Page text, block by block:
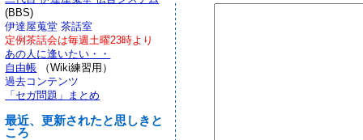
(BBS)
伊達屋蒐堂 茶話室
定例茶話会は毎週土曜23時より
あの人に逢いたい・・
自由帳 （Wiki練習用）
過去コンテンツ
「セガ問題」まとめ
最近、更新されたと思しきと
ころ